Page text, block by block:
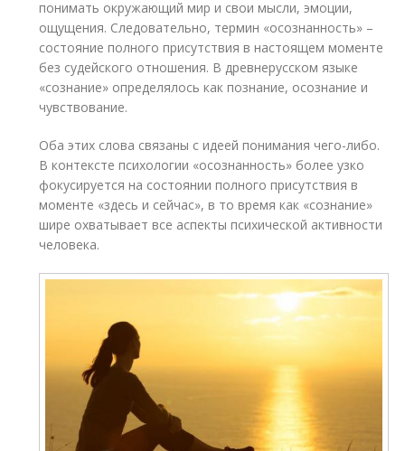
понимать окружающий мир и свои мысли, эмоции,
ощущения. Следовательно, термин «осознанность» –
состояние полного присутствия в настоящем моменте
без судейского отношения. В древнерусском языке
«сознание» определялось как познание, осознание и
чувствование.
Оба этих слова связаны с идеей понимания чего-либо.
В контексте психологии «осознанность» более узко
фокусируется на состоянии полного присутствия в
моменте «здесь и сейчас», в то время как «сознание»
шире охватывает все аспекты психической активности
человека.